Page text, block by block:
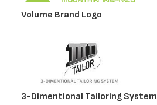
Volume Brand Logo
3-Dimentional Tailoring System